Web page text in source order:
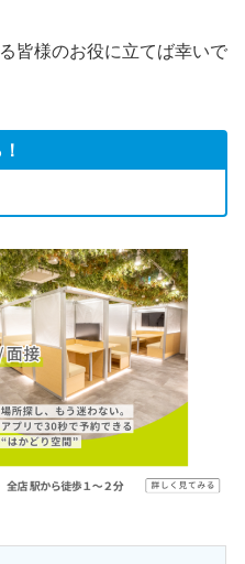
皆様のお役に立てば幸いで